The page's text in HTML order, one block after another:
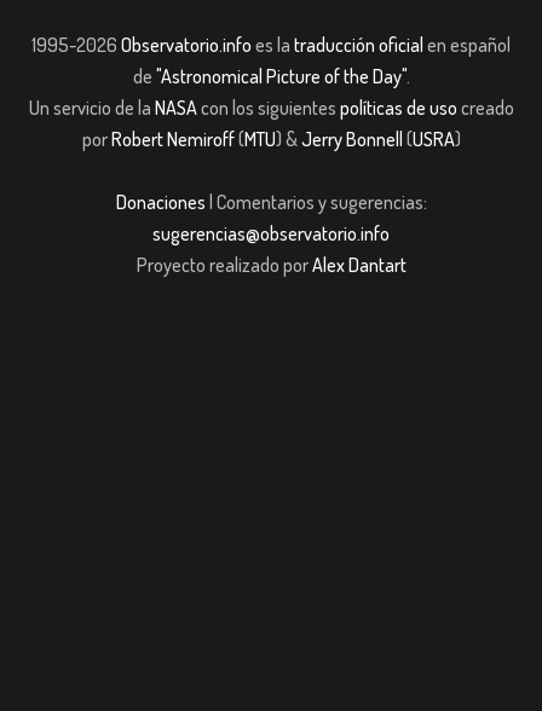
1995-2026 Observatorio.info es la traducción oficial en español
de "Astronomical Picture of the Day".
Un servicio de la NASAcon los siguientes políticas de uso creado
porRobert Nemiroff(MTU) &Jerry Bonnell (USRA)
Donaciones | Comentarios y sugerencias:
sugerencias@observatorio.info
Proyecto realizado porAlex Dantart